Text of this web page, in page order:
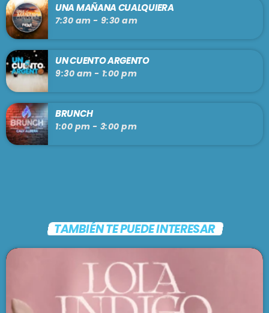
UNA MAÑANA CUALQUIERA
7:30 am - 9:30 am
UN CUENTO ARGENTO
9:30 am - 1:00 pm
BRUNCH
1:00 pm - 3:00 pm
TAMBIÉN TE PUEDE INTERESAR